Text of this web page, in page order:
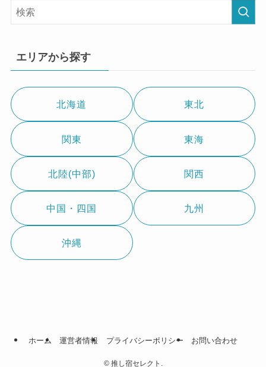
エリアから探す
北海道 東北
関東 東海
北陸(中部) 関西
中国・四国 九州
沖縄
ホーム 運営者情報 プライバシーポリシー お問い合わせ
©推し宿セレクト.